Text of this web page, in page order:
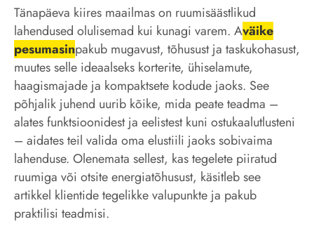
Tänapäeva kiires maailmas on ruumisäästlikud
lahendused olulisemad kui kunagi varem. Aväike
pesumasinpakub mugavust, tõhusust ja taskukohasust,
muutes selle ideaalseks korterite, ühiselamute,
haagismajade ja kompaktsete kodude jaoks. See
põhjalik juhend uurib kõike, mida peate teadma –
alates funktsioonidest ja eelistest kuni ostukaalutlusteni
– aidates teil valida oma elustiili jaoks sobivaima
lahenduse. Olenemata sellest, kas tegelete piiratud
ruumiga või otsite energiatõhusust, käsitleb see
artikkel klientide tegelikke valupunkte ja pakub
praktilisi teadmisi.